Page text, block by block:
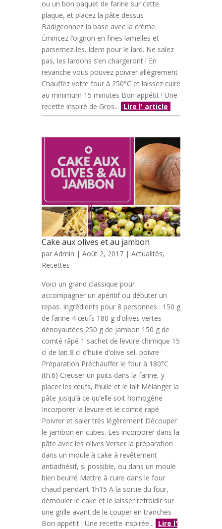
ou un bon paquet de farine sur cette
plaque, et placez la pâte dessus
Badigeonnez la base avec la crème.
Émincez l’oignon en fines lamelles et
parsemez-les. Idem pour le lard. Ne salez
pas, les lardons s’en chargeront ! En
revanche vous pouvez poivrer allègrement
Chauffez votre four à 250°C et laissez cuire
au minimum 15 minutes Bon appétit ! Une
recette inspiré de Gros... Lire l' article
Cake aux olives et au jambon
par Admin | Août 2, 2017 | Actualités,
Recettes
Voici un grand classique pour
accompagner un apéritif ou débuter un
repas. Ingrédients pour 8 personnes : 150 g
de farine 4 œufs 180 g d’olives vertes
dénoyautées 250 g de jambon 150 g de
comté râpé 1 sachet de levure chimique 15
cl de lait 8 cl d’huile d’olive sel, poivre
Préparation Préchauffer le four à 180°C
(th.6) Creuser un puits dans la farine, y
placer les œufs, l’huile et le lait Mélanger la
pâte jusqu’à ce qu’elle soit homogène
Incorporer la levure et le comté rapé
Poivrer et saler très légèrement Découper
le jambon en cubes. Les incorporer dans la
pâte avec les olives Verser la préparation
dans un moule à cake à revêtement
antiadhésif, si possible, ou dans un moule
bien beurré Mettre à cuire dans le four
chaud pendant 1h15 A la sortie du four,
démouler le cake et le laisser refroidir sur
une grille avant de le couper en tranches
Bon appétit ! Une recette inspirée... Lire l'